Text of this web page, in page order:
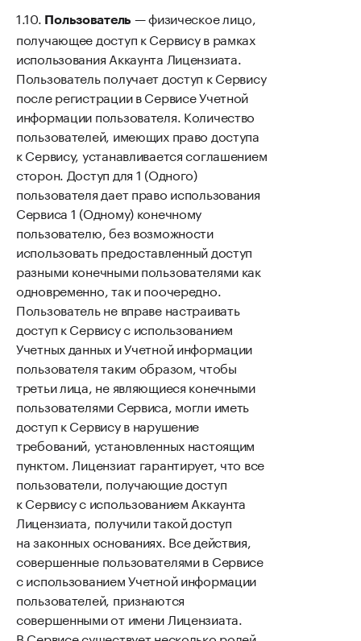
Пользователь — физическое лицо,
получающее доступ к Сервису в рамках
использования Аккаунта Лицензиата.
Пользователь получает доступ к Сервису
после регистрации в Сервисе Учетной
информации пользователя. Количество
пользователей, имеющих право доступа
к Сервису, устанавливается соглашением
сторон. Доступ для 1 (Одного)
пользователя дает право использования
Сервиса 1 (Одному) конечному
пользователю, без возможности
использовать предоставленный доступ
разными конечными пользователями как
одновременно, так и поочередно.
Пользователь не вправе настраивать
доступ к Сервису с использованием
Учетных данных и Учетной информации
пользователя таким образом, чтобы
третьи лица, не являющиеся конечными
пользователями Сервиса, могли иметь
доступ к Сервису в нарушение
требований, установленных настоящим
пунктом. Лицензиат гарантирует, что все
пользователи, получающие доступ
к Сервису с использованием Аккаунта
Лицензиата, получили такой доступ
на законных основаниях. Все действия,
совершенные пользователями в Сервисе
с использованием Учетной информации
пользователей, признаются
совершенными от имени Лицензиата.